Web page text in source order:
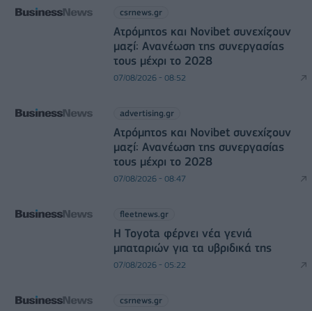
csrnews.gr
Ατρόμητος και Novibet συνεχίζουν
μαζί: Ανανέωση της συνεργασίας
τους μέχρι το 2028
07/08/2026 - 08:52
advertising.gr
Ατρόμητος και Novibet συνεχίζουν
μαζί: Ανανέωση της συνεργασίας
τους μέχρι το 2028
07/08/2026 - 08:47
fleetnews.gr
Η Toyota φέρνει νέα γενιά
μπαταριών για τα υβριδικά της
07/08/2026 - 05:22
csrnews.gr